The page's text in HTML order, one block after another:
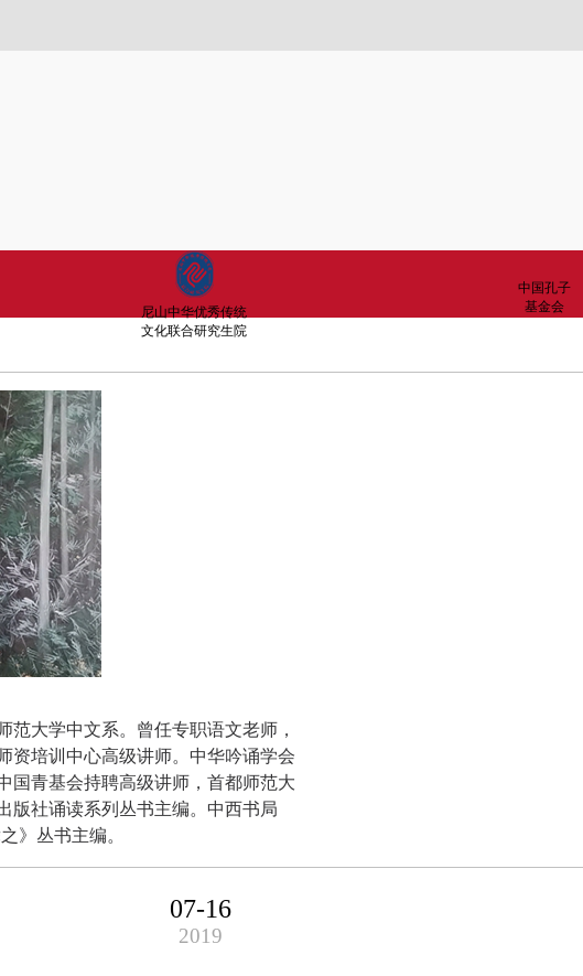
尼山中华优秀传统
文化联合研究生院
中国孔子
基金会
范大学中文系。曾任专职语文老师，
资培训中心高级讲师。中华吟诵学会
国青基会持聘高级讲师，首都师范大
版社诵读系列丛书主编。中西书局
》丛书主编。
07-16
2019